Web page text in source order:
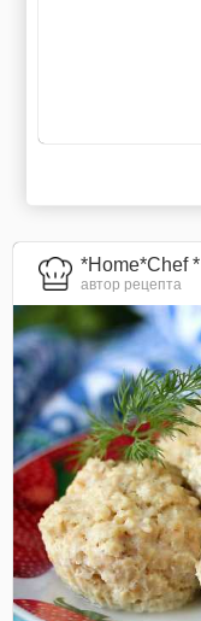
*Home*Chef *
автор рецепта